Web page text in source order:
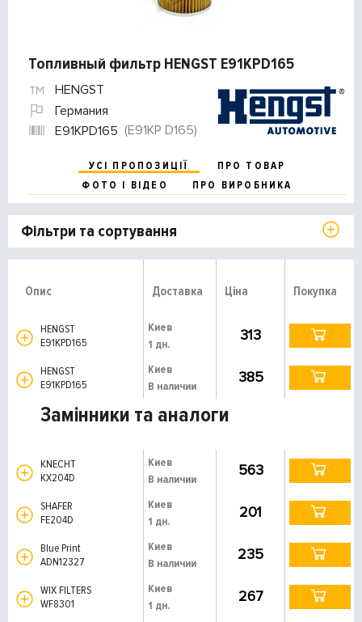
Топливный фильтр HENGST E91KPD165
HENGST
Германия
E91KPD165 (E91KP D165)
УСІ ПРОПОЗИЦІЇ
ПРО ТОВАР
ФОТО І ВІДЕО
ПРО ВИРОБНИКА
Фільтри та сортування
Опис Доставка Ціна Покупка
HENGST
E91KPD165
Киев
1 дн.
313
HENGST
E91KPD165
Киев
В наличии
385
Замінники та аналоги
KNECHT
KX204D
Киев
В наличии
563
SHAFER
FE204D
Киев
1 дн.
201
Blue Print
ADN12327
Киев
В наличии
235
WIX FILTERS
WF8301
Киев
1 дн.
267